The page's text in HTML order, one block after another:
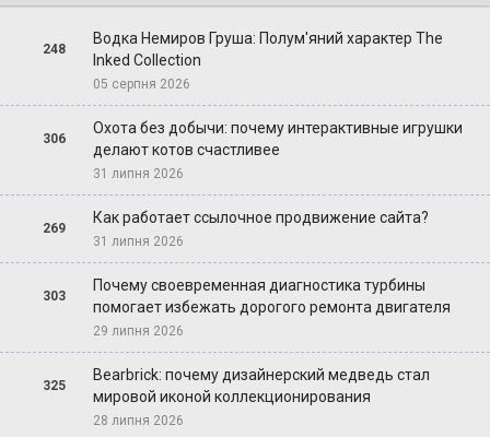
248
Водка Немиров Груша: Полум'яний характер The
Inked Collection
05 серпня 2026
306
Охота без добычи: почему интерактивные игрушки
делают котов счастливее
31 липня 2026
269
Как работает ссылочное продвижение сайта?
31 липня 2026
303
Почему своевременная диагностика турбины
помогает избежать дорогого ремонта двигателя
29 липня 2026
325
Bearbrick: почему дизайнерский медведь стал
мировой иконой коллекционирования
28 липня 2026